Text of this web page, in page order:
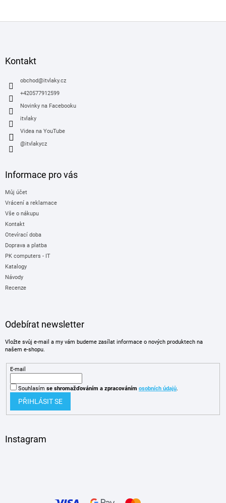
Kontakt
obchod@itvlaky.cz
+420577912599
Novinky na Facebooku
itvlaky
Videa na YouTube
@itvlakycz
Informace pro vás
Můj účet
Vrácení a reklamace
Vše o nákupu
Kontakt
Otevírací doba
Doprava a platba
PK computers - IT
Katalogy
Návody
Recenze
Odebírat newsletter
Vložte svůj e-mail a my vám budeme zasílat informace o nových produktech na
našem e-shopu.
E-mail
Souhlasím se shromažďováním a zpracováním osobních údajů.
PŘIHLÁSIT SE
Instagram